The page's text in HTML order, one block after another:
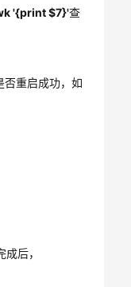
'{print $7}'查
否重启成功，如
后，